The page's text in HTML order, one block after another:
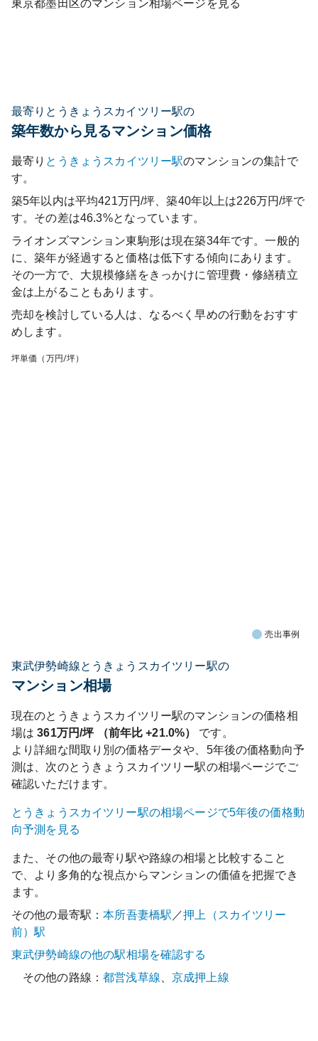
東京都墨田区のマンション相場ページを見る
最寄りとうきょうスカイツリー駅の
築年数から見るマンション価格
最寄り とうきょうスカイツリー駅のマンションの集計で
す。
築5年以内は平均421万円/坪、築40年以上は226万円/坪で
す。その差は46.3%となっています。
ライオンズマンション東駒形は現在築34年です。一般的
に、築年が経過すると価格は低下する傾向にあります。
その一方で、大規模修繕をきっかけに管理費・修繕積立
金は上がることもあります。
売却を検討している人は、なるべく早めの行動をおすす
めします。
坪単価（万円/坪）
売出事例
東武伊勢崎線とうきょうスカイツリー駅の
マンション相場
現在のとうきょうスカイツリー駅のマンションの価格相
場は 361万円/坪 （前年比+21.0%）
です。
より詳細な間取り別の価格データや、5年後の価格動向予
測は、次のとうきょうスカイツリー駅の相場ページでご
確認いただけます。
とうきょうスカイツリー駅の相場ページで5年後の価格動
向予測を見る
また、その他の最寄り駅や路線の相場と比較すること
で、より多角的な視点からマンションの価値を把握でき
ます。
その他の最寄駅：本所吾妻橋駅 ／押上（スカイツリー
前）駅
東武伊勢崎線の他の駅相場を確認する
その他の路線：都営浅草線 京成押上線